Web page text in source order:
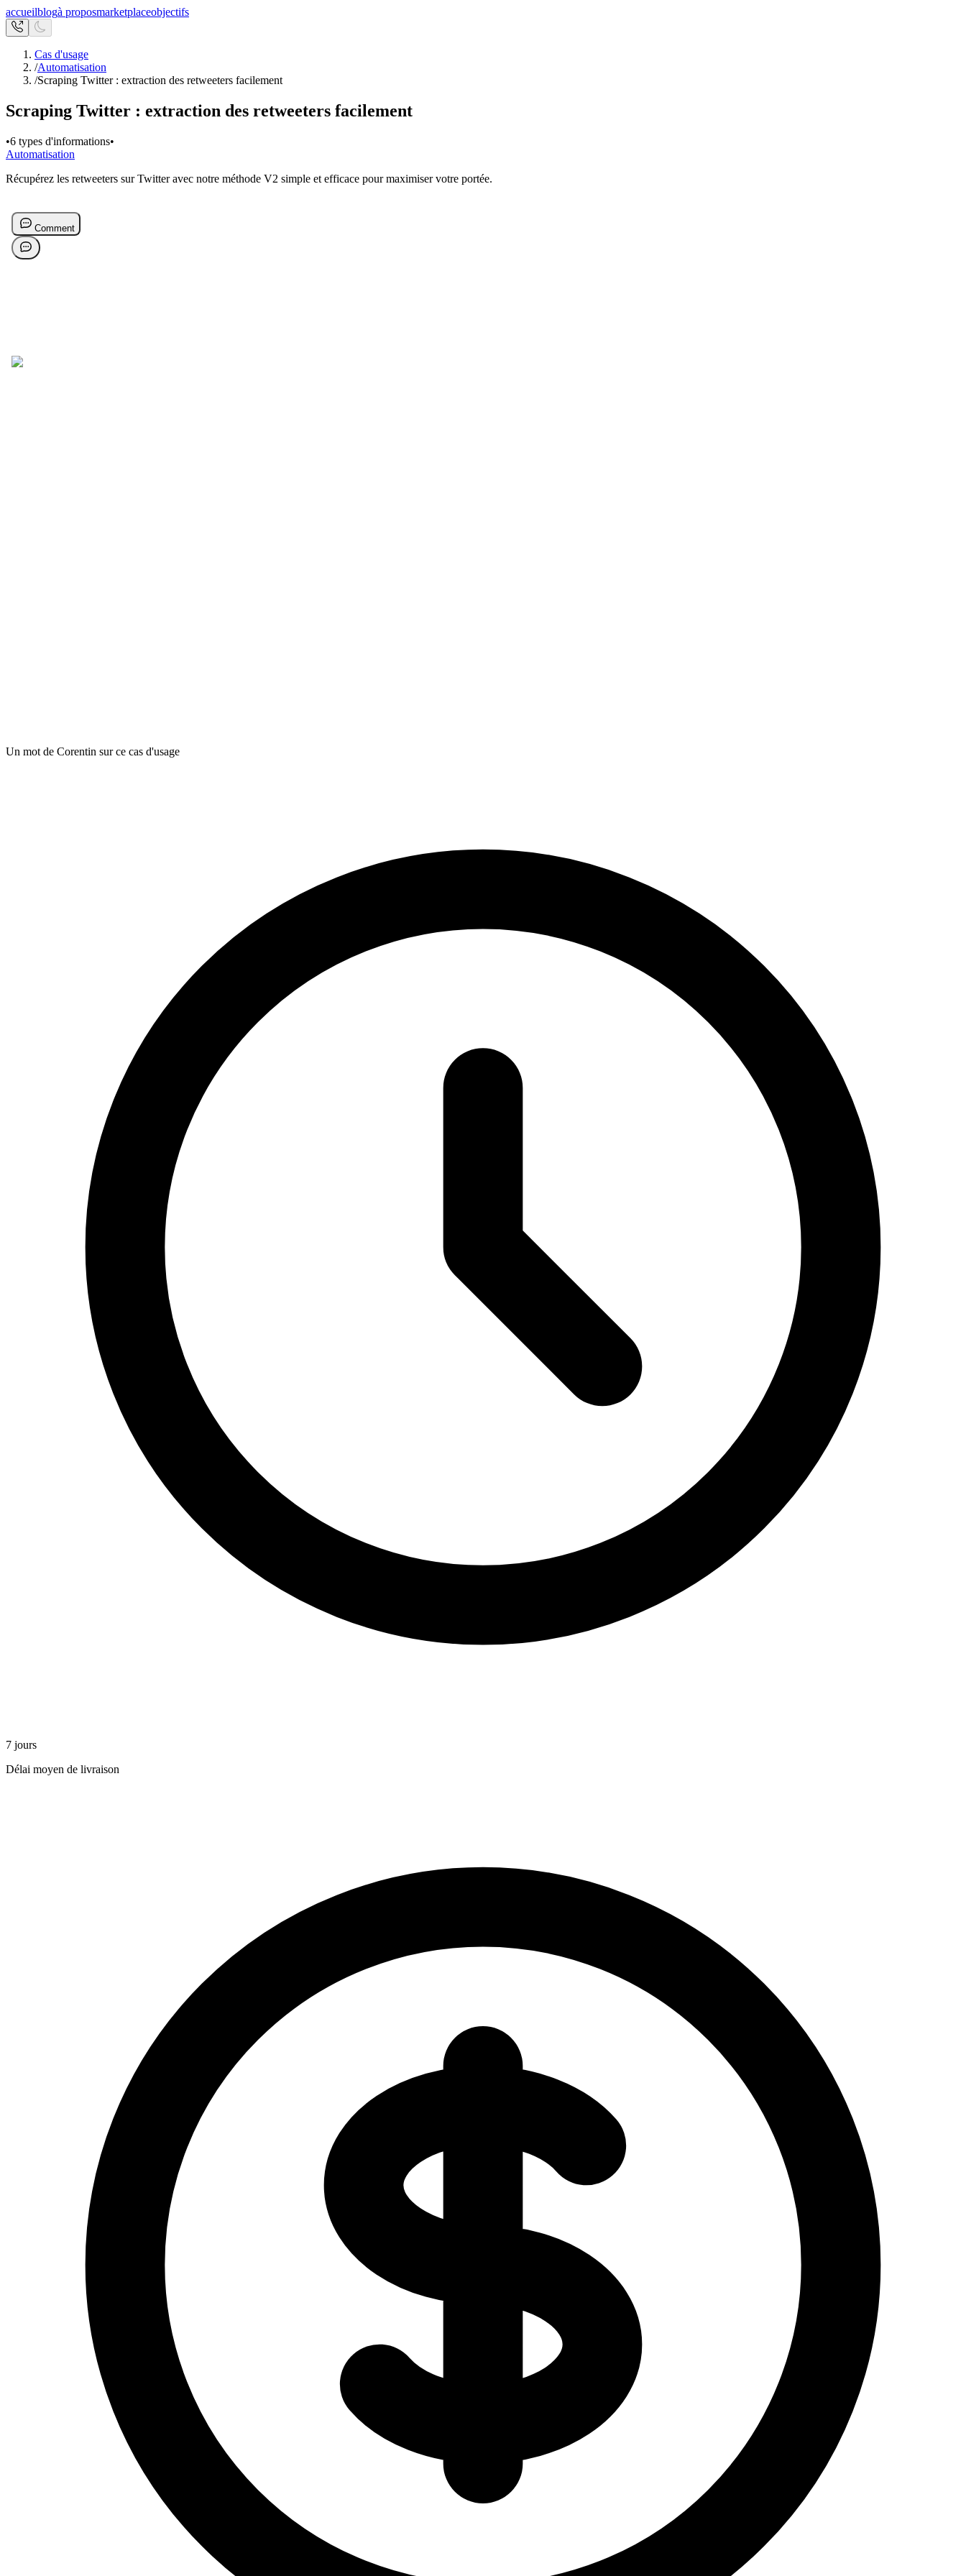
accueilblogà proposmarketplaceobjectifs
Cas d'usage
/Automatisation
/Scraping Twitter : extraction des retweeters facilement
Scraping Twitter : extraction des retweeters facilement
•6 types d'informations•
Automatisation
Récupérez les retweeters sur Twitter avec notre méthode V2 simple et efficace pour maximiser votre portée.
Un mot de Corentin sur ce cas d'usage
7 jours
Délai moyen de livraison